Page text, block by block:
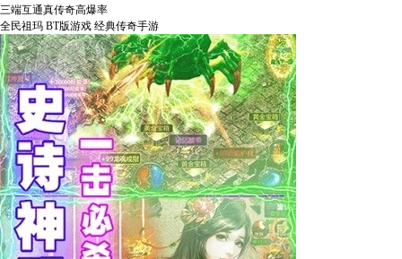
三端互通真传奇高爆率
全民祖玛 BT版游戏 经典传奇手游